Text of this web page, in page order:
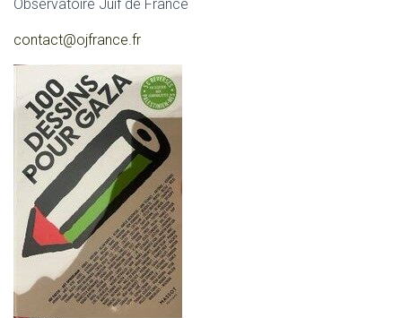
Observatoire Juif de France
contact@ojfrance.fr